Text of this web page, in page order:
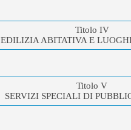
Titolo IV
EDILIZIA ABITATIVA E
Titolo V
SERVIZI SPECIALI DI